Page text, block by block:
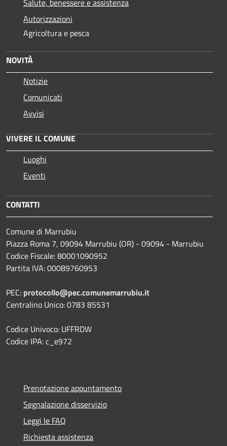
Salute, benessere e assistenza
Autorizzazioni
Agricoltura e pesca
NOVITÀ
Notizie
Comunicati
Avvisi
VIVERE IL COMUNE
Luoghi
Eventi
CONTATTI
Comune di Marrubiu
Piazza Roma 7, 09094 Marrubiu (OR) - 09094 - Marrubiu
Codice Fiscale: 80001090952
Partita IVA: 00089760953
PEC: protocollo@pec.comunemarrubiu.it
Centralino Unico: 0783 85531
Codice Univoco: UFFRDW
Codice IPA: c_e972
Prenotazione appuntamento
Segnalazione disservizio
Leggi le FAQ
Richiesta assistenza